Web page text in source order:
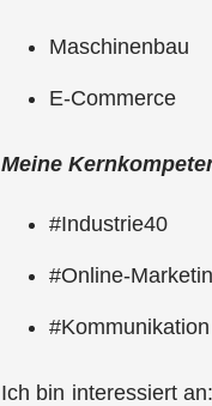
Maschinenbau
E-Commerce
Meine
#Industrie40
#Online-
#Kommunikation
Ich bin interessiert an: